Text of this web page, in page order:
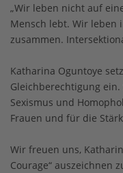
„Wir leben nicht auf
Mensch lebt. Wir leben
zusammen.
Katharina Oguntoye
Gleichberechtigung ein.
Sexismus und
Frauen und für die
Wir freuen uns,
Courage“ auszeichnen